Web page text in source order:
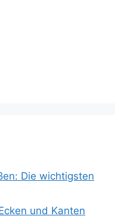
Die wichtigsten
und Kanten